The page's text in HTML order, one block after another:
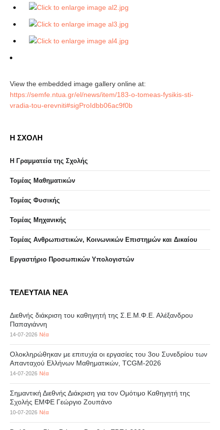
View the embedded image gallery online at:
https://semfe.ntua.gr/el/news/item/183-o-tomeas-fysikis-sti-
vradia-tou-erevniti#sigProIdbb06ac9f0b
Η ΣΧΟΛΗ
Η Γραμματεία της Σχολής
Τομέας Μαθηματικών
Τομέας Φυσικής
Τομέας Μηχανικής
Τομέας Ανθρωπιστικών, Κοινωνικών Επιστημών και Δικαίου
Eργαστήριo Προσωπικών Υπολογιστών
ΤΕΛΕΥΤΑΙΑ ΝΕΑ
Διεθνής διάκριση του καθηγητή της Σ.Ε.Μ.Φ.Ε. Αλέξανδρου
Παπαγιάννη
14-07-2026 Νέα
Ολοκληρώθηκαν με επιτυχία οι εργασίες του 3ου Συνεδρίου των
Απανταχού Ελλήνων Μαθηματικών, TCGM-2026
14-07-2026 Νέα
Σημαντική Διεθνής Διάκριση για τον Ομότιμο Καθηγητή της
Σχολής ΕΜΦΕ Γεώργιο Ζουπάνο
10-07-2026 Νέα